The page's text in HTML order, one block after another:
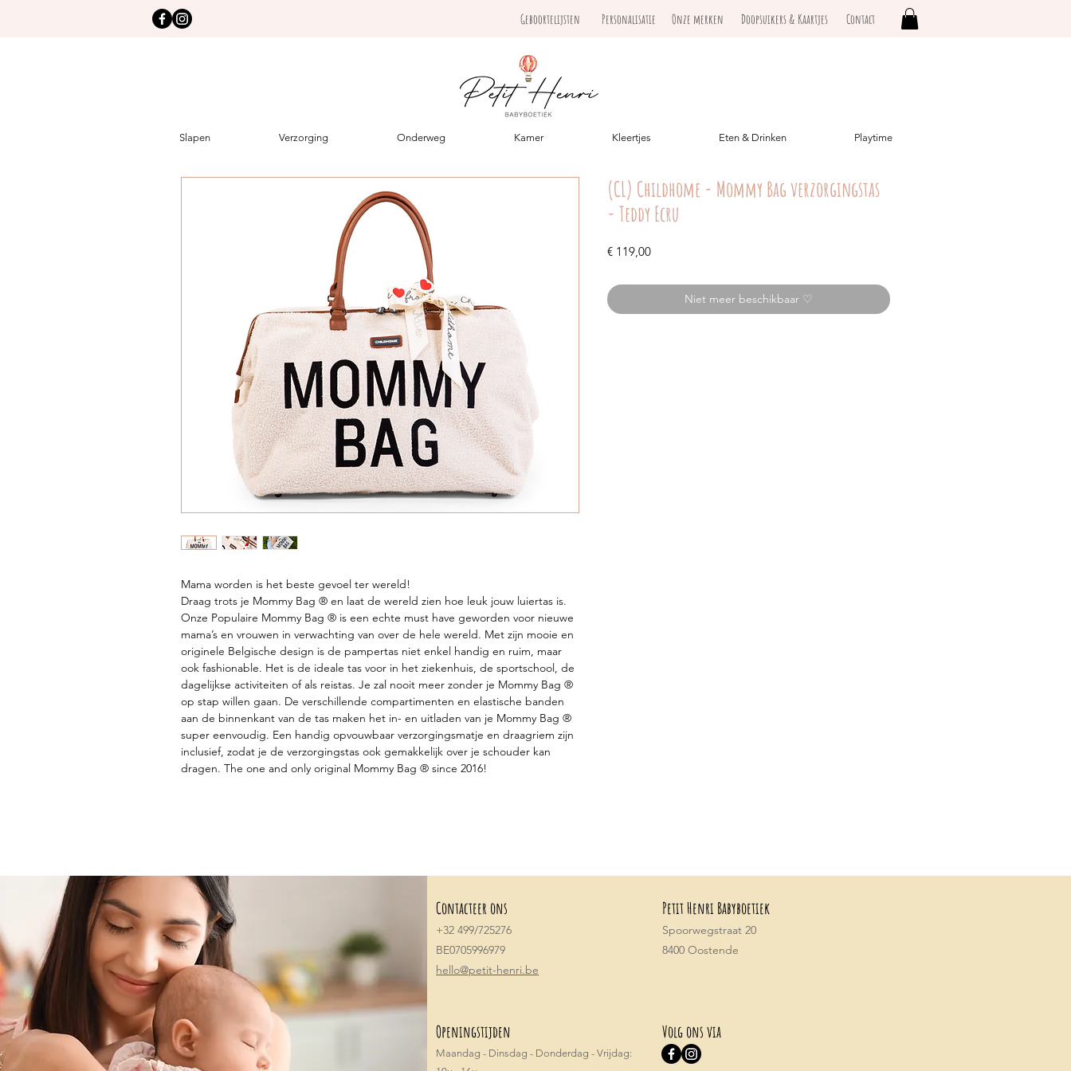
Geboortelijsten Doopsuikers & Kaartjes Contact
Onze merken
Personalisatie
Slapen Verzorging Onderweg Kamer Kleertjes Eten & Drinken Playtime
Mama worden is het beste gevoel ter wereld!
Draag trots je Mommy Bag ® en laat de wereld zien hoe leuk jouw luiertas is.
Onze Populaire Mommy Bag ® is een echte must have geworden voor nieuwe
mama’s en vrouwen in verwachting van over de hele wereld. Met zijn mooie en
originele Belgische design is de pampertas niet enkel handig en ruim, maar
ook fashionable. Het is de ideale tas voor in het ziekenhuis, de sportschool, de
dagelijkse activiteiten of als reistas. Je zal nooit meer zonder je Mommy Bag ®
op stap willen gaan. De verschillende compartimenten en elastische banden
aan de binnenkant van de tas maken het in- en uitladen van je Mommy Bag ®
super eenvoudig. Een handig opvouwbaar verzorgingsmatje en draagriem zijn
inclusief, zodat je de verzorgingstas ook gemakkelijk over je schouder kan
dragen. The one and only original Mommy Bag ® since 2016!
(CL) Childhome - Mommy Bag verzorgingstas
- Teddy Ecru
€ 119,00Prijs
Niet meer beschikbaar ♡
Contacteer ons
+32 499/725276
BE0705996979
hello@petit-henri.be
Petit Henri Babyboetiek
Spoorwegstraat 20
8400 Oostende
Openingstijden
Maandag - Dinsdag - Donderdag - Vrijdag:
Volg ons via